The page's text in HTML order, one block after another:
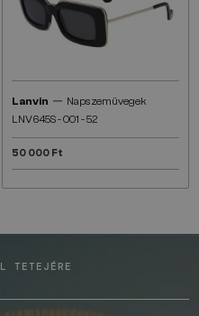
Lanvin — Napszemüvegek
LNV645S - 001 - 52
50 000 Ft
TETEJÉRE